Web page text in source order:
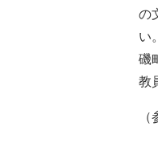
の
い
磯
教